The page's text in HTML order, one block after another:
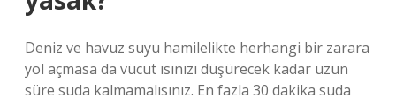
Deniz ve havuz suyu hamilelikte herhangi bir zarara
yol açmasa da vücut ısınızı düşürecek kadar uzun
süre suda kalmamalısınız. En fazla 30 dakika suda